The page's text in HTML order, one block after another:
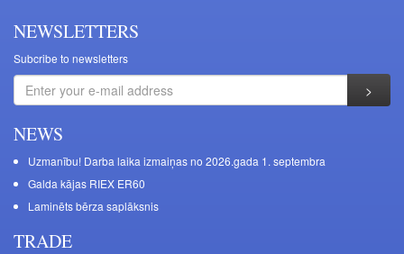
NEWSLETTERS
Subcribe to newsletters
NEWS
Uzmanību! Darba laika izmaiņas no 2026.gada 1. septembra
Galda kājas RIEX ER60
Laminēts bērza saplāksnis
TRADE